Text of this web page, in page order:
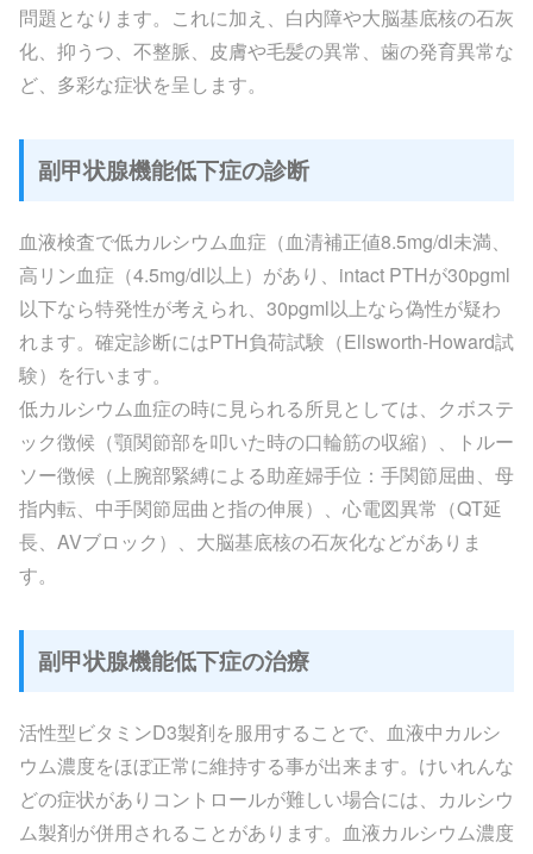
問題となります。これに加え、白内障や大脳基底核の石灰
化、抑うつ、不整脈、皮膚や毛髪の異常、歯の発育異常な
ど、多彩な症状を呈します。
副甲状腺機能低下症の診断
血液検査で低カルシウム血症（血清補正値8.5mg/dl未満、
高リン血症（4.5mg/dl以上）があり、intact PTHが30pgml
以下なら特発性が考えられ、30pgml以上なら偽性が疑わ
れます。確定診断にはPTH負荷試験（Ellsworth-Howard試
験）を行います。
低カルシウム血症の時に見られる所見としては、クボステ
ック徴候（顎関節部を叩いた時の口輪筋の収縮）、トルー
ソー徴候（上腕部緊縛による助産婦手位：手関節屈曲、母
指内転、中手関節屈曲と指の伸展）、心電図異常（QT延
長、AVブロック）、大脳基底核の石灰化などがありま
す。
副甲状腺機能低下症の治療
活性型ビタミンD3製剤を服用することで、血液中カルシ
ウム濃度をほぼ正常に維持する事が出来ます。けいれんな
どの症状がありコントロールが難しい場合には、カルシウ
ム製剤が併用されることがあります。血液カルシウム濃度